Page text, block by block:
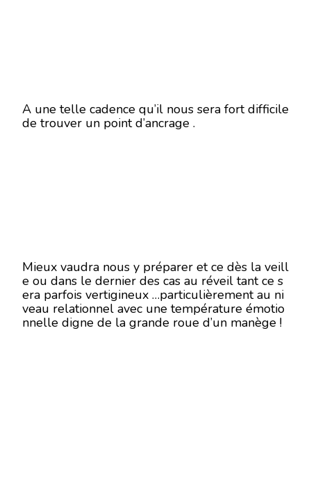
A une telle cadence qu’il nous sera fort difficile
de trouver un point d’ancrage .
Mieux vaudra nous y préparer et ce dès la veill
e ou dans le dernier des cas au réveil tant ce s
era parfois vertigineux …particulièrement au ni
veau relationnel avec une température émotio
nnelle digne de la grande roue d’un manège !